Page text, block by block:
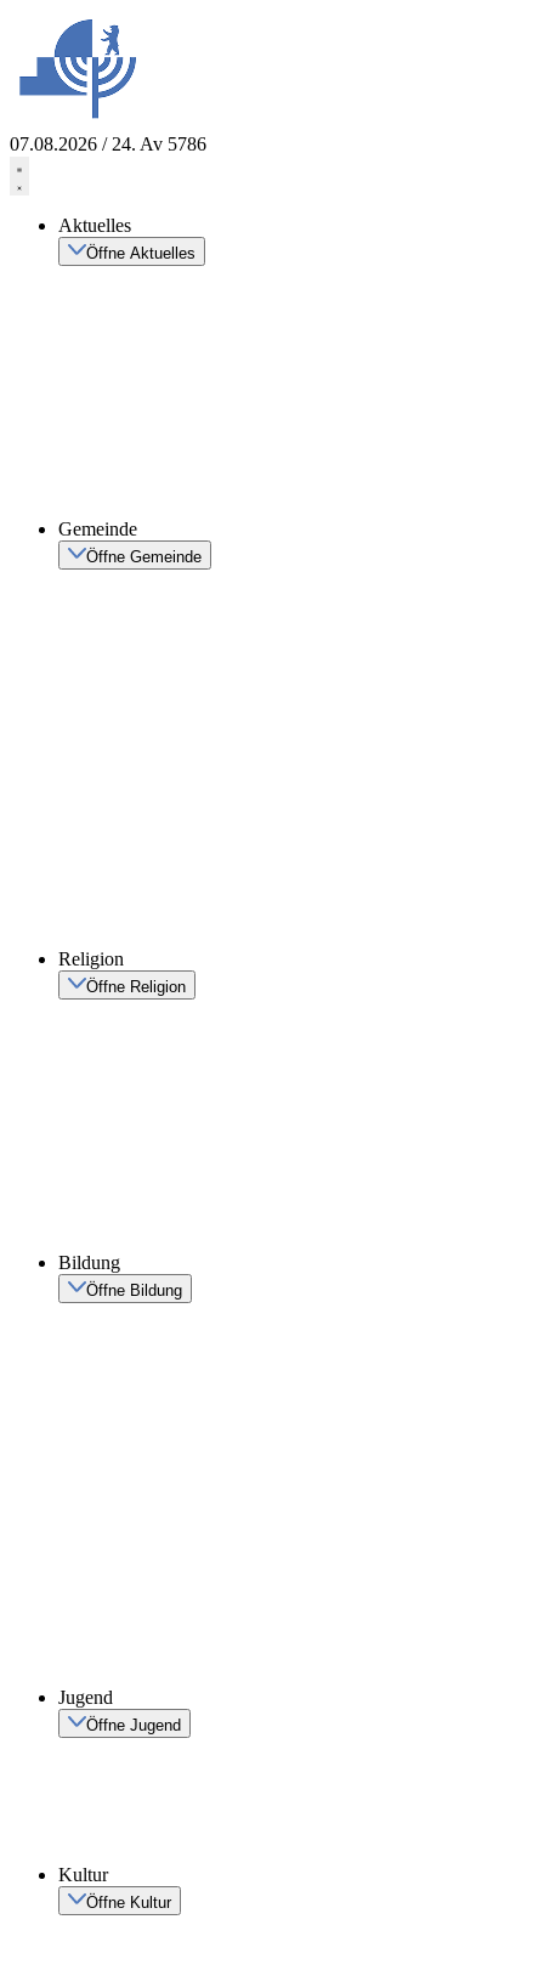
springen
07.08.2026 / 24. Av 5786
Aktuelles
Öffne Aktuelles
Gemeinde
Öffne Gemeinde
Religion
Öffne Religion
Bildung
Öffne Bildung
Jugend
Öffne Jugend
Kultur
Öffne Kultur